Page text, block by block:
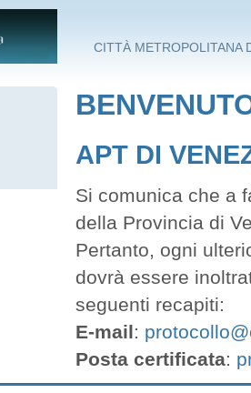
CITTÀ METROPOLITANA
APT DI
Si comunica che a
della Provincia di
Pertanto, ogni
dovrà essere
seguenti recapiti:
E-mail:
Posta certificata: